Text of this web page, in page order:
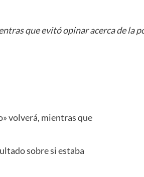
que evitó opinar acerca de la
volverá, mientras que
sobre si estaba